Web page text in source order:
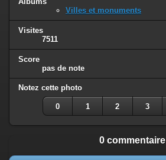
Villes et monuments
Visites
7511
Score
pas de note
Notez cette photo
0 1 2 3
0 commentaire